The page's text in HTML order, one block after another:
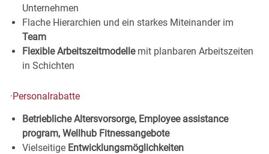
Unternehmen
Flache Hierarchien und ein starkes Miteinander im
Team
Flexible Arbeitszeitmodelle mit planbaren Arbeitszeiten
in Schichten
·Personalrabatte
Betriebliche Altersvorsorge, Employee assistance
program, Wellhub Fitnessangebote
Vielseitige Entwicklungsmöglichkeiten